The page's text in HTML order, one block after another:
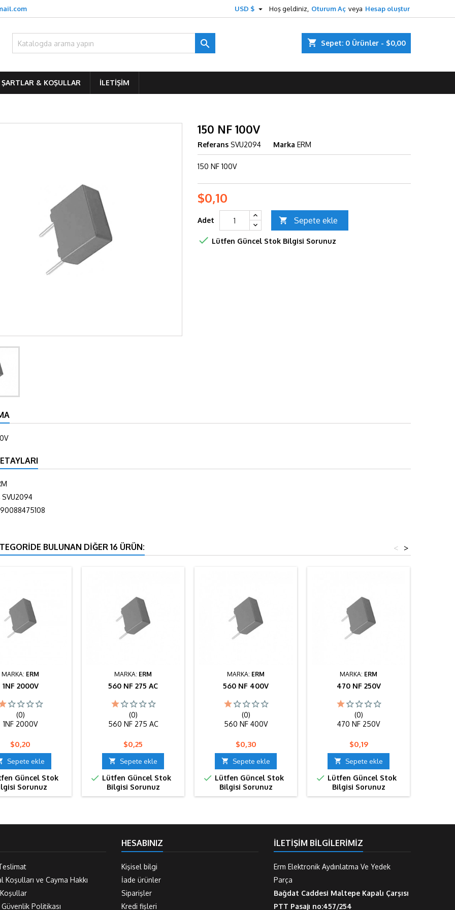
Hoş geldiniz, Oturum Aç veya Hesap oluştur
USD $ 
shopping_cart Sepet: 0 Ürünler - $0,00

ŞARTLAR & KOŞULLAR İLETIŞIM
150 NF 100V
Referans SVU2094 Marka ERM
150 NF 100V
$0,10
Adet  Sepete ekle
 Lütfen Güncel Stok Bilgisi Sorunuz
SVU2094
BULUNAN DIĞER 16 ÜRÜN: >
<
MARKA: ERM
1NF 2000V
(0)
1NF 2000V
Fiyat
$0,20
Sepete ekle
Güncel Stok
Sorunuz
MARKA: ERM
560 NF 275 AC
(0)
560 NF 275 AC
Fiyat
$0,25
 Sepete ekle
 Lütfen Güncel Stok
Bilgisi Sorunuz
MARKA: ERM
560 NF 400V
(0)
560 NF 400V
Fiyat
$0,30
 Sepete ekle
 Lütfen Güncel Stok
Bilgisi Sorunuz
MARKA: ERM
470 NF 250V
(0)
470 NF 250V
Fiyat
$0,19
 Sepete ekle
 Lütfen Güncel Stok
Bilgisi Sorunuz
Koşulları ve Cayma Hakkı
Politikası
HESABINIZ
Kişisel bilgi
İade ürünler
Siparişler
Kredi fişleri
İLETIŞIM BILGILERIMIZ
Erm Elektronik Aydınlatma Ve Yedek
Parça
Bağdat Caddesi Maltepe Kapalı Çarşısı
PTT Pasajı no:457/254